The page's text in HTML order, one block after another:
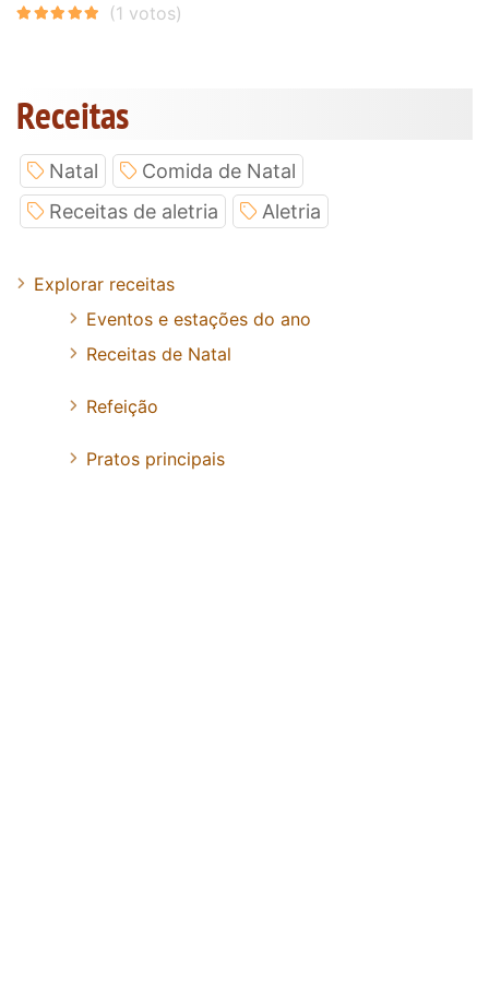
Receitas
Natal
Comida de Natal
Receitas de aletria
Aletria
Explorar receitas
Eventos e estações do ano
Receitas de Natal
Refeição
Pratos principais